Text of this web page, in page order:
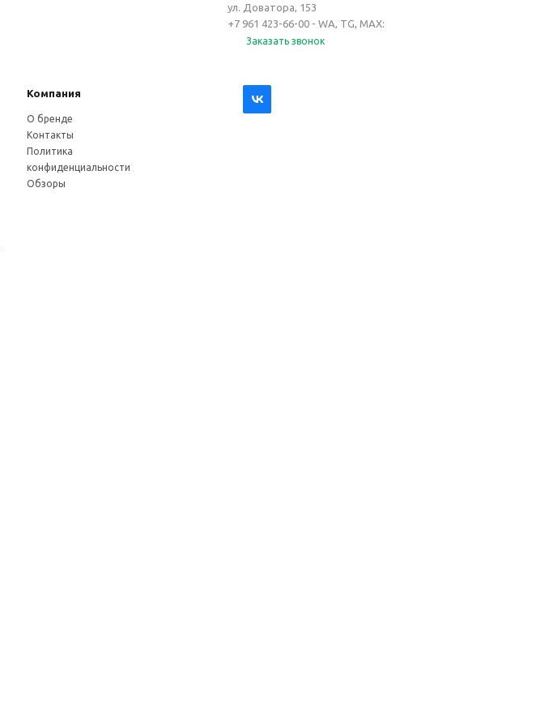
ул. Доватора, 153
+7 961 423-66-00 - WA, TG, MAX:
Заказать звонок
Компания
О бренде
Контакты
Политика
конфиденциальности
Обзоры